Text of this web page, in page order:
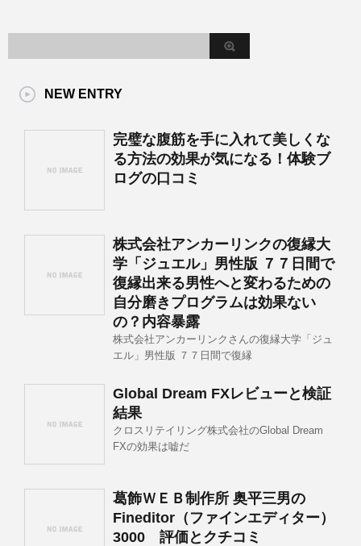
NEW ENTRY
完璧な腹筋を手に入れて美しくな
る方法の効果が気になる！体験ブ
ログの口コミ
株式会社アンカーリンクの復縁大
学「ジュエル」男性版 ７７日間で
復縁出来る男性へと変わるための
自分磨きプログラムは効果ない
の？内容暴露
株式会社アンカーリンクさんの復縁大学「ジュ
エル」男性版 ７７日間で復縁
Global Dream FXレビューと検証
結果
クロスリテイリング株式会社のGlobal Dream
FXの効果は嘘だ
葛飾ＷＥＢ制作所 奥平三男の
Fineditor（ファインエディター）
3000 評価とクチコミ